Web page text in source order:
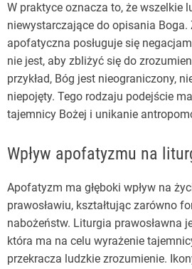
W praktyce oznacza to, że wszelkie
niewystarczające do opisania
apofatyczna posługuje się
nie jest, aby zbliżyć się do
przykład, Bóg jest nieograniczony,
niepojęty. Tego rodzaju podejście
tajemnicy Bożej i unikanie
Wpływ apofatyzmu na
Apofatyzm ma głęboki wpływ na
prawosławiu, kształtując zarówno
nabożeństw. Liturgia prawosławna
która ma na celu wyrażenie
przekracza ludzkie zrozumienie.